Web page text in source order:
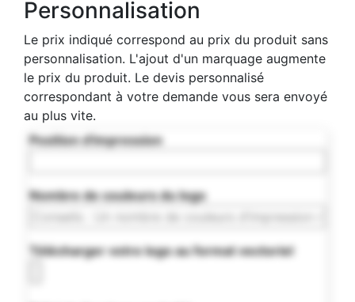
Personnalisation
Le prix indiqué correspond au prix du produit sans
personnalisation. L'ajout d'un marquage augmente
le prix du produit. Le devis personnalisé
correspondant à votre demande vous sera envoyé
au plus vite.
Position d'impression
Nombre de couleurs du logo
Télécharger votre logo au format vectoriel